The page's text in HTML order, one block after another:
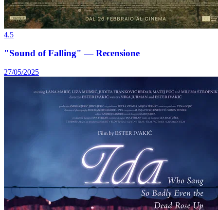
4.5
"Sound of Falling" — Recensione
27/05/2025